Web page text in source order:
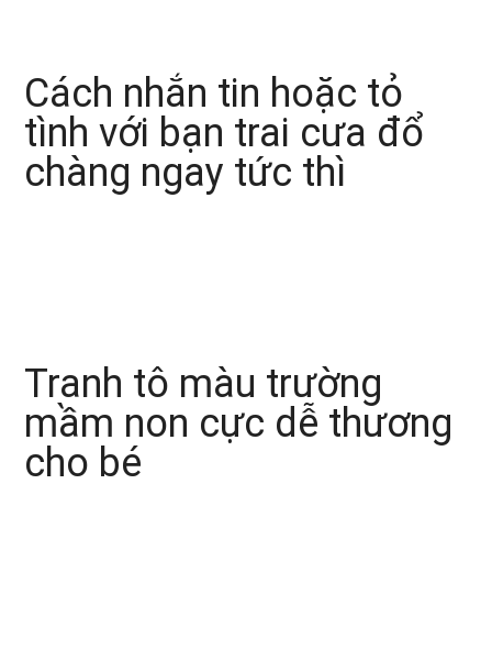
Cách nhắn tin hoặc tỏ
tình với bạn trai cưa đổ
chàng ngay tức thì
Tranh tô màu trường
mầm non cực dễ thương
cho bé